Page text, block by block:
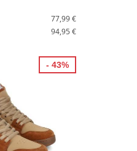
77,99 €
94,95 €
- 43%